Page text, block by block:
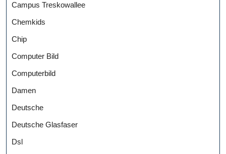
Campus Treskowallee
Chemkids
Chip
Computer Bild
Computerbild
Damen
Deutsche
Deutsche Glasfaser
Dsl